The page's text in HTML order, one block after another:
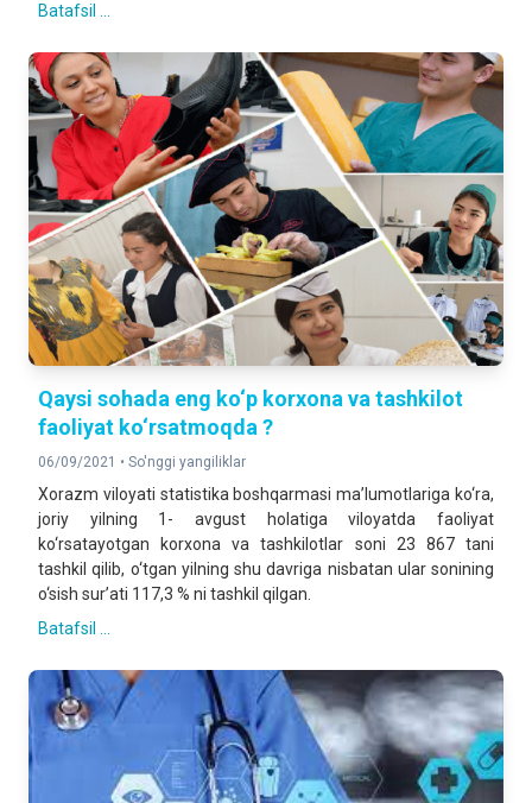
Batafsil ...
Qaysi sohada eng ko‘p korxona va tashkilot
faoliyat ko‘rsatmoqda ?
06/09/2021 • So'nggi yangiliklar
Xorazm viloyati statistika boshqarmasi ma’lumotlariga ko‘ra,
joriy yilning 1- avgust holatiga viloyatda faoliyat
ko‘rsatayotgan korxona va tashkilotlar soni 23 867 tani
tashkil qilib, o‘tgan yilning shu davriga nisbatan ular sonining
o‘sish sur’ati 117,3 % ni tashkil qilgan.
Batafsil ...